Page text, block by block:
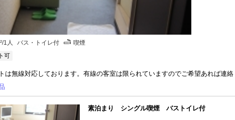
1人 バス・トイレ付
喫煙
可
は無線対応しております。有線の客室は限られていますのでご希望あれば連
素泊まり シングル喫煙 バストイレ付